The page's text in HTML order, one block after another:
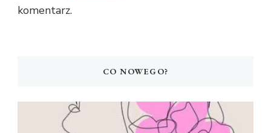
komentarz.
CO NOWEGO?